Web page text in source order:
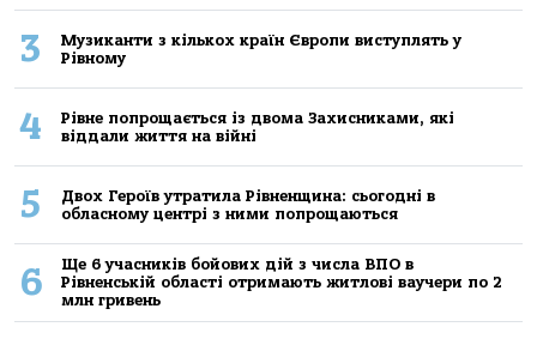
3
Музиканти з кількох країн Європи виступлять у
Рівному
4
Рівне попрощається із двома Захисниками, які
віддали життя на війні
5
Двох Героїв утратила Рівненщина: сьогодні в
обласному центрі з ними попрощаються
6
Ще 6 учасників бойових дій з числа ВПО в
Рівненській області отримають житлові ваучери по 2
млн гривень